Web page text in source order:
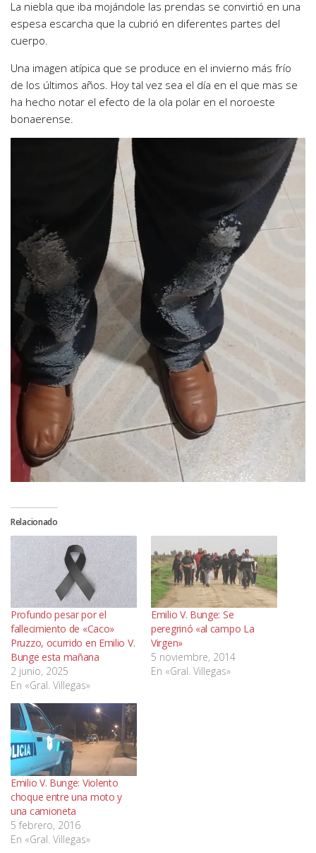
La niebla que iba mojándole las prendas se convirtió en una
espesa escarcha que la cubrió en diferentes partes del
cuerpo.
Una imagen atípica que se produce en el invierno más frío
de los últimos años. Hoy tal vez sea el día en el que mas se
ha hecho notar el efecto de la ola polar en el noroeste
bonaerense.
Relacionado
Profundo pesar por el
fallecimiento de «Caco»
Pruzzo, ocurrido en Emilio V.
Bunge esta mañana
2 junio, 2025
En «Gral. Villegas»
Emilio V. Bunge: Se
peregrinó «al campo La
Virgen»
5 noviembre, 2014
En «Gral. Villegas»
Emilio V. Bunge: Violento
choque entre una moto y
una camioneta
5 febrero, 2016
En «Gral. Villegas»